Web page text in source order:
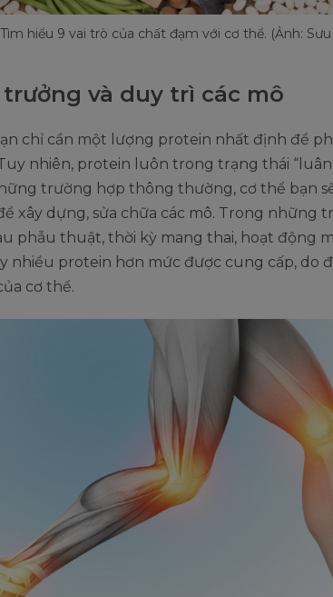
Tìm hiểu 9 vai trò của chất đạm với cơ thể. (Ảnh:
và duy trì các mô
chỉ cần một lượng protein nhất định để
nhiên, protein luôn trong trạng thái
trường hợp thông thường, cơ thể bạn
xây dựng, sửa chữa các mô. Trong những
phẫu thuật, thời kỳ mang thai, hoạt động
nhiều protein hơn mức được cung cấp, do
cơ thể.